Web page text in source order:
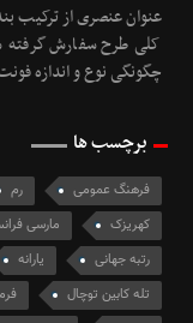
عنوان عنصری از ترکیب
کلی طرح سفارش گرفته
چگونگی نوع و اندازه
برچسب ها
فرهنگ عمومی رم
کهریزک
مارسی
رتبه جهانی
یارانه
تله کابین توچال